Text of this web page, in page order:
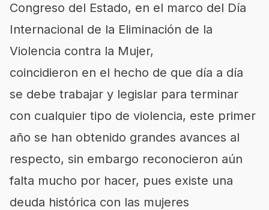
Congreso del Estado, en el marco del Día
Internacional de la Eliminación de la
Violencia contra la Mujer,
coincidieron en el hecho de que día a día
se debe trabajar y legislar para terminar
con cualquier tipo de violencia, este primer
año se han obtenido grandes avances al
respecto, sin embargo reconocieron aún
falta mucho por hacer, pues existe una
deuda histórica con las mujeres